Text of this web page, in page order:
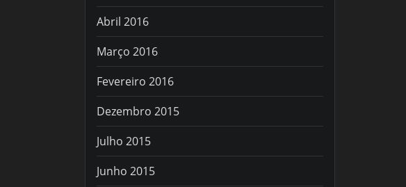
Abril 2016
Março 2016
Fevereiro 2016
Dezembro 2015
Julho 2015
Junho 2015